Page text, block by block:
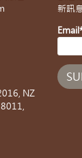
NZ
新訊